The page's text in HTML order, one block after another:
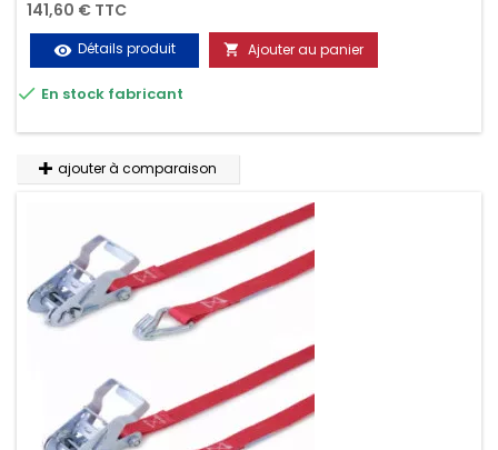
141,60 € TTC
visibility Détails produit  Ajouter au panier
 En stock fabricant
ajouter à comparaison